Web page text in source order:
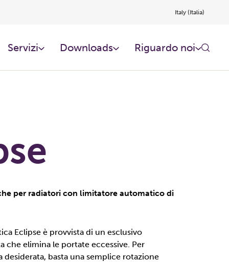
Italy (Italia)
Servizi Downloads Riguardo noi​
per radiatori con limitatore automatico di
Eclipse è provvista di un esclusivo
che elimina le portate eccessive. Per
desiderata, basta una semplice rotazione